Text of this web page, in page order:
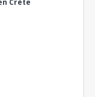
Crète